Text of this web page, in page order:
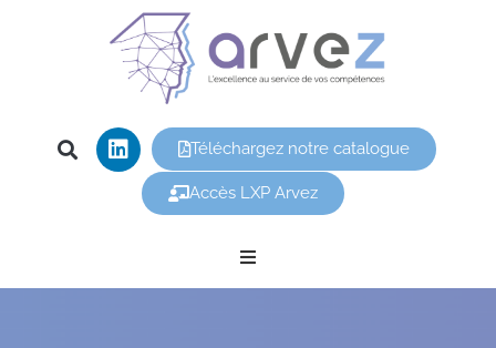
Téléchargez notre catalogue
Accès LXP Arvez